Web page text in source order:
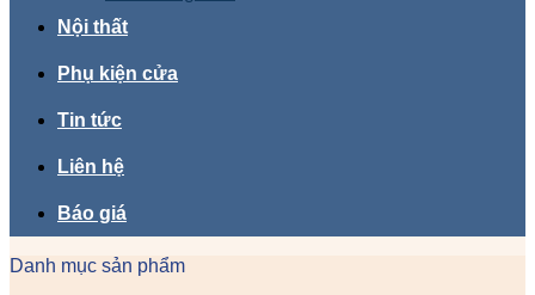
Nội thất
Phụ kiện cửa
Tin tức
Liên hệ
Báo giá
Danh mục sản phẩm